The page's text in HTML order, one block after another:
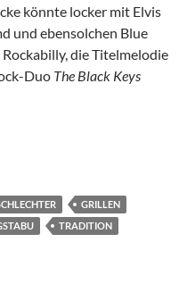
könnte locker mit Elvis
und ebensolchen Blue
die Titelmelodie
Duo The Black Keys
GRILLEN
TRADITION